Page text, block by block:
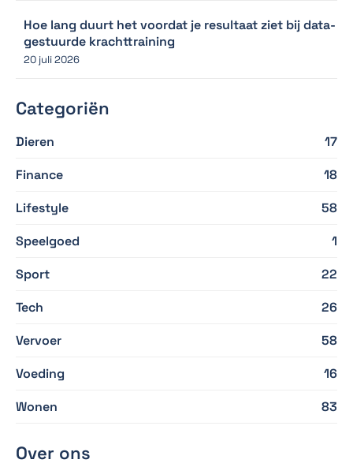
Hoe lang duurt het voordat je resultaat ziet bij data-
gestuurde krachttraining
20 juli 2026
Categoriën
Dieren
17
Finance
18
Lifestyle
58
Speelgoed
1
Sport
22
Tech
26
Vervoer
58
Voeding
16
Wonen
83
Over ons